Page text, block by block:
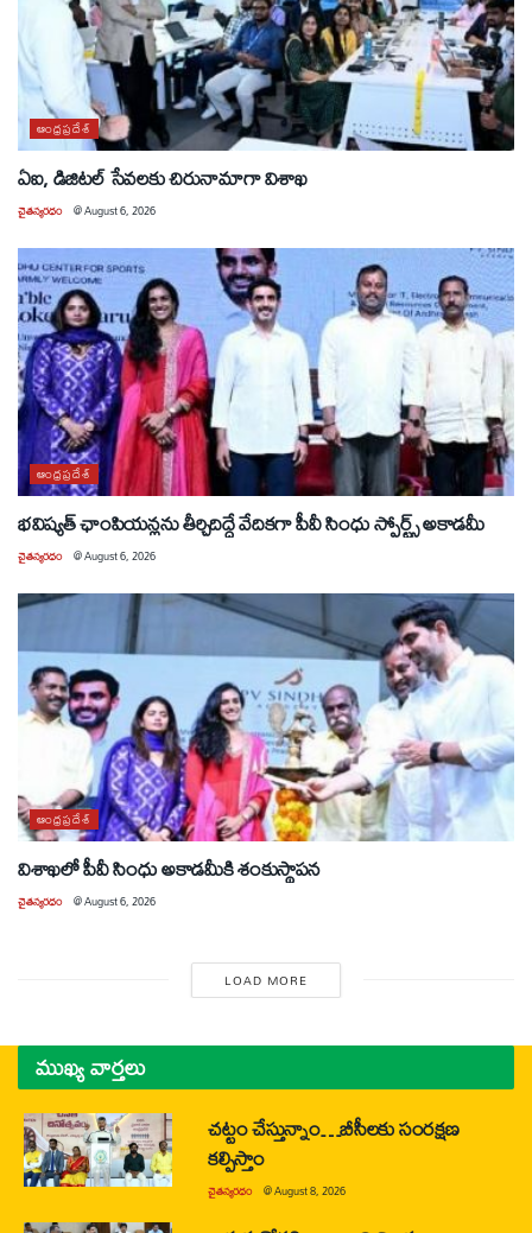
ఆంధ్రప్రదేశ్
ఏఐ, డిజిటల్ సేవలకు చిరునామాగా విశాఖ
చైతన్యరధం @August 6, 2026
ఆంధ్రప్రదేశ్
భవిష్యత్ ఛాంపియన్లను తీర్చిదిద్దే వేదికగా పీవీ సింధు స్పోర్ట్స్ అకాడమీ
చైతన్యరధం @August 6, 2026
ఆంధ్రప్రదేశ్
విశాఖలో పీవీ సింధు అకాడమీకి శంకుస్థాపన
చైతన్యరధం @August 6, 2026
LOAD MORE
ముఖ్య వార్తలు
చట్టం చేస్తున్నాం…బీసీలకు సంరక్షణ
కల్పిస్తాం
చైతన్యరధం @August 8, 2026